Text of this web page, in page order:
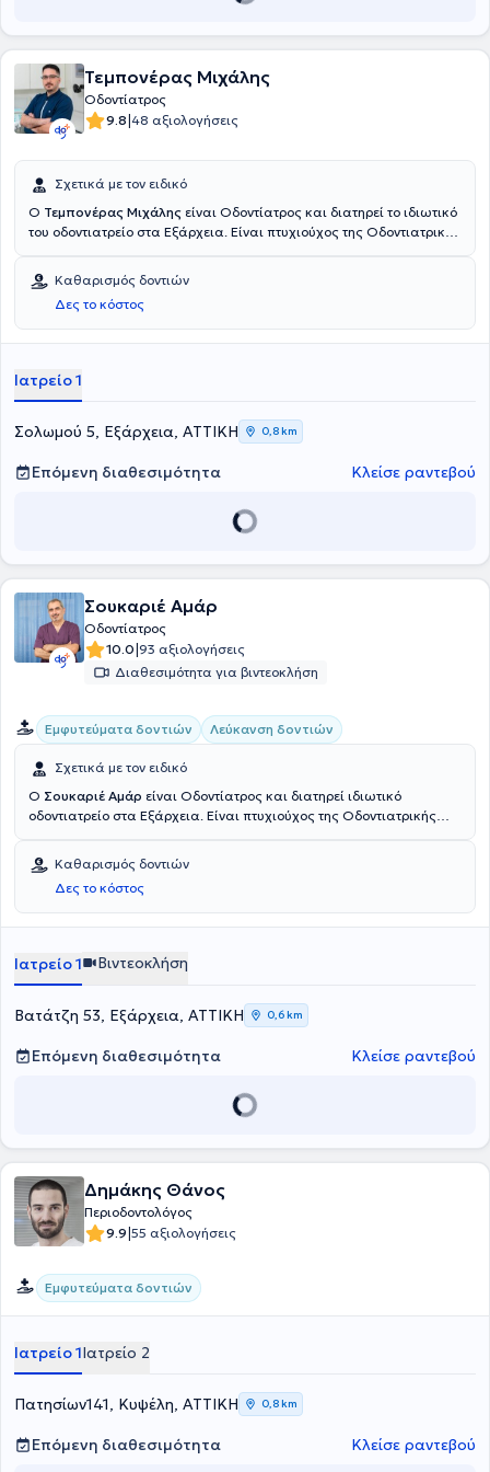
Τεμπονέρας Μιχάλης
Οδοντίατρος
9.8|48 αξιολογήσεις
Σχετικά με τον ειδικό
Ο Τεμπονέρας Μιχάλης είναι Οδοντίατρος και διατηρεί το ιδιωτικό
του οδοντιατρείο στα Εξάρχεια. Είναι πτυχιούχος της Οδοντιατρικής
και κάτοχος πτυχίου Γενετικής από το University of Leeds της
Αγγλίας. Στο οδοντιατρείο του, σε ένα χώρο φιλικό προς τον ασθενή,
παρέχει οδοντιατρικές υπηρεσίες υψηλού επιπέδου, ενώ αξίζει να
αναφερθεί η εξειδίκευσή του στην αισθητική οδοντιατρική, τα
Καθαρισμός δοντιών
Δες το κόστος
Ιατρείο 1
Σολωμού 5, Εξάρχεια, ΑΤΤΙΚΗ 0,8 km
Επόμενη διαθεσιμότητα Κλείσε ραντεβού
Σουκαριέ Αμάρ
Οδοντίατρος
10.0|93 αξιολογήσεις
Διαθεσιμότητα για βιντεοκλήση
Εμφυτεύματα δοντιών Λεύκανση δοντιών
Σχετικά με τον ειδικό
Ο Σουκαριέ Αμάρ είναι Οδοντίατρος και διατηρεί ιδιωτικό
οδοντιατρείο στα Εξάρχεια. Είναι πτυχιούχος της Οδοντιατρικής
(ΕΚΠΑ) και διαθέτει πολυετή εμπειρία. Στο οδοντιατρείο του
παρέχονται οδοντιατρικές υπηρεσίες υψηλής ποιότητας σε ένα
σύγχρονο και ευχάριστο περιβάλλον.
Καθαρισμός δοντιών
Δες το κόστος
Ιατρείο 1 Βιντεοκλήση
Βατάτζη 53, Εξάρχεια, ΑΤΤΙΚΗ 0,6 km
Επόμενη διαθεσιμότητα Κλείσε ραντεβού
Δημάκης Θάνος
Περιοδοντολόγος
9.9|55 αξιολογήσεις
Εμφυτεύματα δοντιών
Ιατρείο 1Ιατρείο 2
Πατησίων141, Κυψέλη, ΑΤΤΙΚΗ 0,8 km
Επόμενη διαθεσιμότητα Κλείσε ραντεβού